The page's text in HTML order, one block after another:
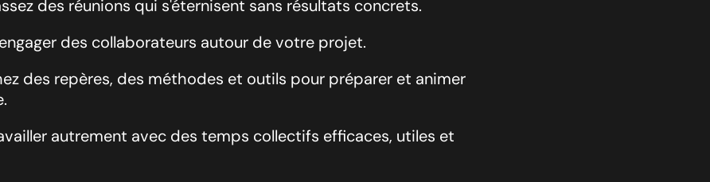
des réunions qui s'éternisent sans résultats concrets.
des collaborateurs autour de votre projet.
des repères, des méthodes et outils pour préparer et animer
autrement avec des temps collectifs efficaces, utiles et